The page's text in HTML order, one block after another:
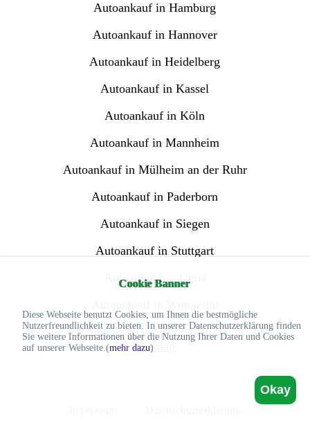
Cookie Banner
Diese Webseite benutzt Cookies, um Ihnen die bestmögliche
Nutzerfreundlichkeit zu bieten. In unserer Datenschutzerklärung finden
Sie weitere Informationen über die Nutzung Ihrer Daten und Cookies
auf unserer Webseite.(mehr dazu)
Okay
Autoankauf in Hamburg
Autoankauf in Hannover
Autoankauf in Heidelberg
Autoankauf in Kassel
Autoankauf in Köln
Autoankauf in Mannheim
Autoankauf in Mülheim an der Ruhr
Autoankauf in Paderborn
Autoankauf in Siegen
Autoankauf in Stuttgart
Autoankauf in Unna
Weitere Autoankauf Standorte finden Sie in unserer
Sitemap